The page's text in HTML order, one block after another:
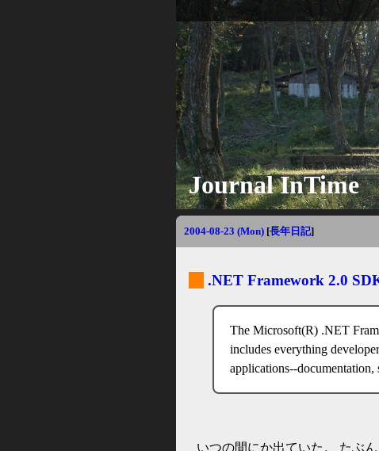
Journal InTime
2004-08-23 (Mon) [長年日記]
.NET Framework 2.0
The Microsoft(R) .NET
includes everything
applications--documentation,
いつの間にか出ていた。 たぶ